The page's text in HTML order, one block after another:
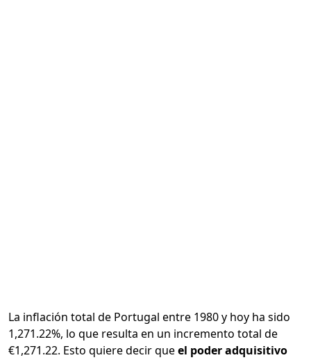
La inflación total de Portugal entre 1980 y hoy ha sido
1,271.22%, lo que resulta en un incremento total de
€1,271.22. Esto quiere decir queel poder adquisitivo